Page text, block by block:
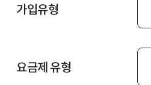
가입유형
요금제 유형